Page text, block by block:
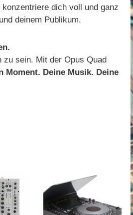
dich voll und ganz
deinem Publikum.
sein. Mit der Opus Quad
Moment. Deine Musik. Deine